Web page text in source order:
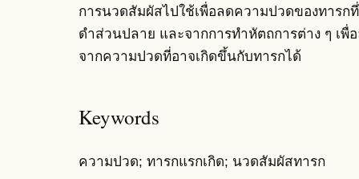
การนวดสัมผัสไปใช้เพื่อลดความปวดของทารก
ดำส่วนปลาย และจากการทำหัตถการต่าง ๆ เ
จากความปวดที่อาจเกิดขึ้นกับทารกได้
Keywords
ความปวด; ทารกแรกเกิด; นวดสัมผัสทารก